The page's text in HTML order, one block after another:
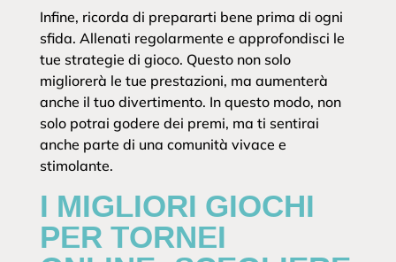
Infine, ricorda di prepararti bene prima di ogni
sfida. Allenati regolarmente e approfondisci le
tue strategie di gioco. Questo non solo
migliorerà le tue prestazioni, ma aumenterà
anche il tuo divertimento. In questo modo, non
solo potrai godere dei premi, ma ti sentirai
anche parte di una comunità vivace e
stimolante.
I MIGLIORI GIOCHI
PER TORNEI